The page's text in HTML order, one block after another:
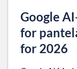
Google
for
for 2026